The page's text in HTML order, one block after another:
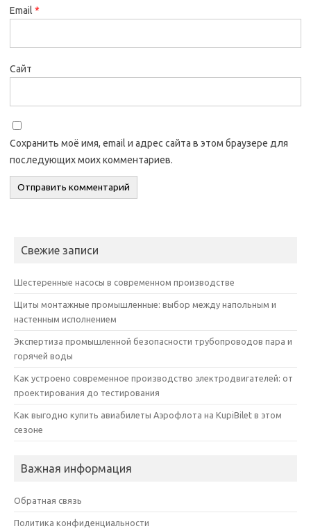
Email *
Сайт
Сохранить моё имя, email и адрес сайта в этом браузере для
последующих моих комментариев.
Свежие записи
Шестеренные насосы в современном производстве
Щиты монтажные промышленные: выбор между напольным и
настенным исполнением
Экспертиза промышленной безопасности трубопроводов пара и
горячей воды
Как устроено современное производство электродвигателей: от
проектирования до тестирования
Как выгодно купить авиабилеты Аэрофлота на KupiBilet в этом
сезоне
Важная информация
Обратная связь
Политика конфиденциальности